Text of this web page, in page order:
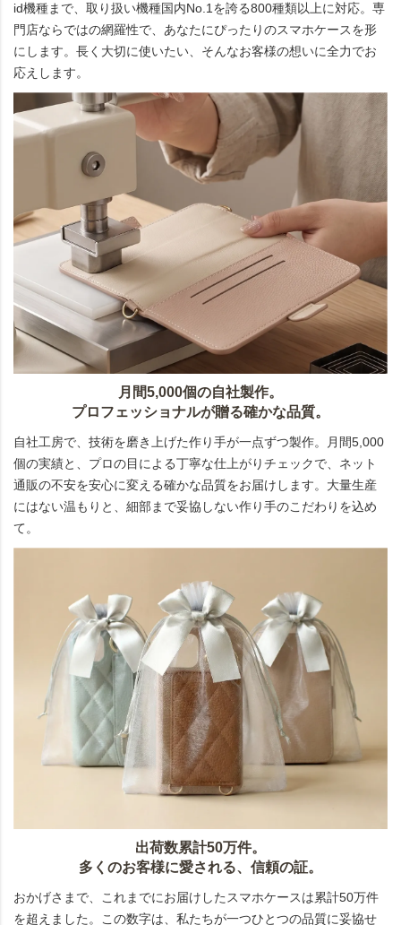
id機種まで、取り扱い機種国内No.1を誇る800種類以上に対応。専
門店ならではの網羅性で、あなたにぴったりのスマホケースを形
にします。長く大切に使いたい、そんなお客様の想いに全力でお
応えします。
月間5,000個の自社製作。
プロフェッショナルが贈る確かな品質。
自社工房で、技術を磨き上げた作り手が一点ずつ製作。月間5,000
個の実績と、プロの目による丁寧な仕上がりチェックで、ネット
通販の不安を安心に変える確かな品質をお届けします。大量生産
にはない温もりと、細部まで妥協しない作り手のこだわりを込め
て。
出荷数累計50万件。
多くのお客様に愛される、信頼の証。
おかげさまで、これまでにお届けしたスマホケースは累計50万件
を超えました。この数字は、私たちが一つひとつの品質に妥協せ